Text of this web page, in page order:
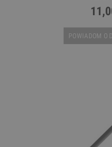
POWIADOM O